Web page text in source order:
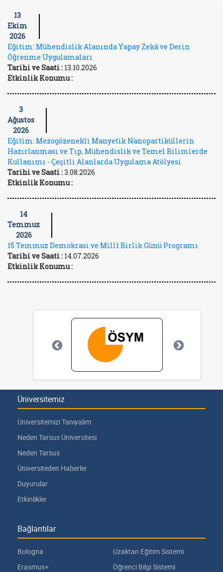
13
Ekim
2026
Eğitim: Mühendislik Alanında Yapay Zekâ ve Derin
Öğrenme Uygulamaları
Tarihi ve Saati : 13.10.2026
Etkinlik Konumu :
3
Ağustos
2026
Eğitim: Mezogözenekli Manyetik Nanopartiküllerin
Hazırlanması ve Tıp, Mühendislik ve Temel Bilimlerde
Kullanımı - Çeşitli Alanlarda Uygulama Atölyesi
Tarihi ve Saati :3.08.2026
Etkinlik Konumu :
14
Temmuz
2026
15 Temmuz Demokrasi ve Millî Birlik Günü Programı
Tarihi ve Saati : 14.07.2026
Etkinlik Konumu :
Üniversitemiz
Üniversitemizi Tanıyalım
Neden Tarsus Üniversitesi
Neden Tarsus
Üniversiteden Haberler
Duyurular
Etkinlikler
Bağlantılar
Bologna
Erasmus+
Uzaktan Eğitim Sistemi
Öğrenci Bilgi Sistemi